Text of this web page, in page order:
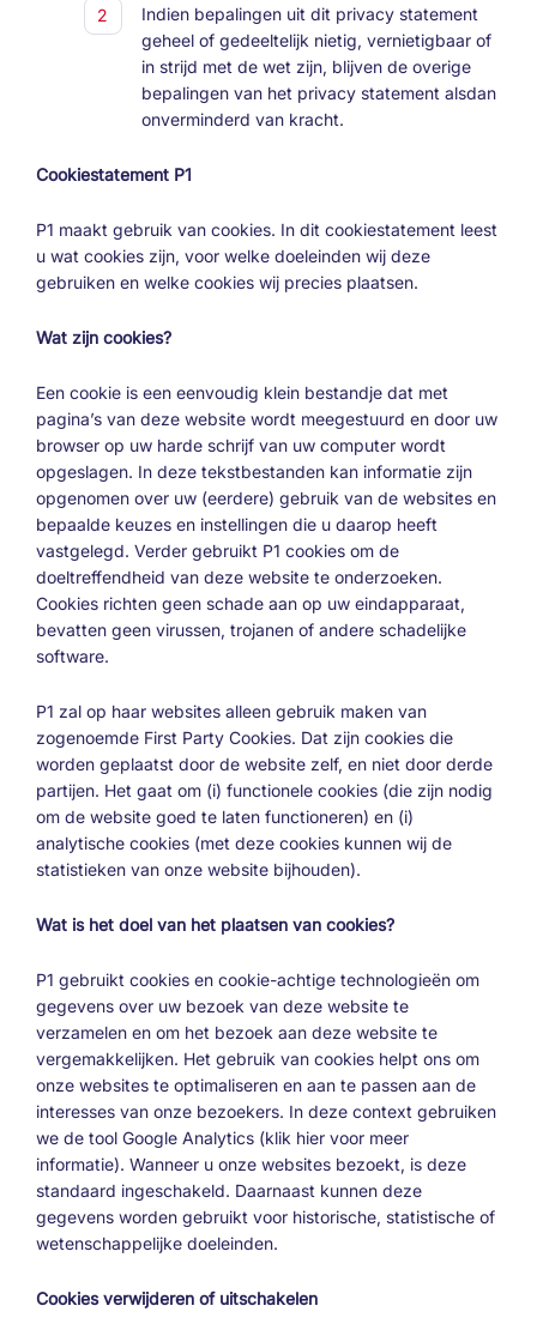
Indien bepalingen uit dit privacy statement
geheel of gedeeltelijk nietig, vernietigbaar of
in strijd met de wet zijn, blijven de overige
bepalingen van het privacy statement alsdan
onverminderd van kracht.
Cookiestatement P1
P1 maakt gebruik van cookies. In dit cookiestatement leest
u wat cookies zijn, voor welke doeleinden wij deze
gebruiken en welke cookies wij precies plaatsen.
Wat zijn cookies?
Een cookie is een eenvoudig klein bestandje dat met
pagina’s van deze website wordt meegestuurd en door uw
browser op uw harde schrijf van uw computer wordt
opgeslagen. In deze tekstbestanden kan informatie zijn
opgenomen over uw (eerdere) gebruik van de websites en
bepaalde keuzes en instellingen die u daarop heeft
vastgelegd. Verder gebruikt P1 cookies om de
doeltreffendheid van deze website te onderzoeken.
Cookies richten geen schade aan op uw eindapparaat,
bevatten geen virussen, trojanen of andere schadelijke
software.
P1 zal op haar websites alleen gebruik maken van
zogenoemde First Party Cookies. Dat zijn cookies die
worden geplaatst door de website zelf, en niet door derde
partijen. Het gaat om (i) functionele cookies (die zijn nodig
om de website goed te laten functioneren) en (i)
analytische cookies (met deze cookies kunnen wij de
statistieken van onze website bijhouden).
Wat is het doel van het plaatsen van cookies?
P1 gebruikt cookies en cookie-achtige technologieën om
gegevens over uw bezoek van deze website te
verzamelen en om het bezoek aan deze website te
vergemakkelijken. Het gebruik van cookies helpt ons om
onze websites te optimaliseren en aan te passen aan de
interesses van onze bezoekers. In deze context gebruiken
we de tool Google Analytics (klik hier voor meer
informatie). Wanneer u onze websites bezoekt, is deze
standaard ingeschakeld. Daarnaast kunnen deze
gegevens worden gebruikt voor historische, statistische of
wetenschappelijke doeleinden.
Cookies verwijderen of uitschakelen